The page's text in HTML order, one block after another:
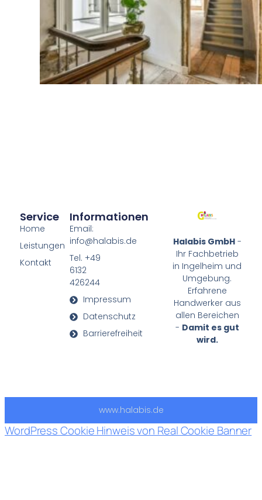
Halabis GmbH-
Ihr Fachbetrieb
in Ingelheim und
Umgebung.
Erfahrene
Handwerker aus
allen Bereichen
- Damit es gut
wird.
Service
Home
Leistungen
Kontakt
Informationen
Email:
info@halabis.de
Tel. +49
6132
426244
Impressum
Datenschutz
Barrierefreiheit
www.halabis.de
WordPress Cookie Hinweis von Real Cookie Banner